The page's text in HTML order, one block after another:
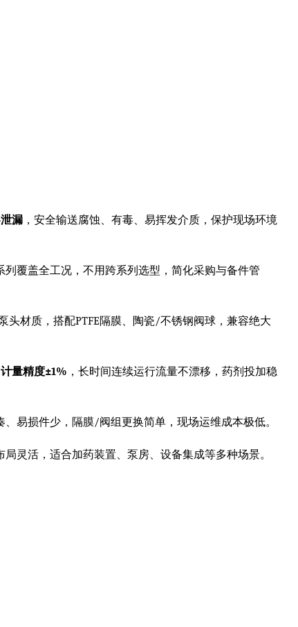
漏 ，安全输送腐蚀、有毒、易挥发介质，保护现场环境
覆盖全工况，不用跨系列选型，简化采购与备件管
头材质，搭配PTFE隔膜、陶瓷/不锈钢阀球，兼容绝大
计量精度±1% ，长时间连续运行流量不漂移，药剂投加稳
易损件少，隔膜/阀组更换简单，现场运维成本极低。
灵活，适合加药装置、泵房、设备集成等多种场景。